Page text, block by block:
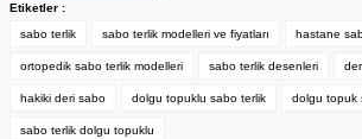
Etiketler :
sabo terlik
sabo terlik modelleri ve fiyatları hastane
ortopedik sabo terlik modelleri sabo terlik desenleri
hakiki deri sabo dolgu topuklu sabo terlik dolgu topuk
sabo terlik dolgu topuklu